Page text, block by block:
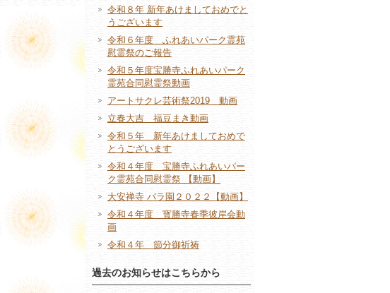
令和８年 新年あけましておめでと
うございます
令和６年度 ふれあいパーク霊苑
慰霊祭のご報告
令和５年度宝勝寺ふれあいパーク
霊苑合同慰霊祭動画
アートサクレ芸術祭2019 動画
立春大吉 福豆まき動画
令和５年 新年あけましておめで
とうございます
令和４年度 宝勝寺ふれあいパー
ク霊苑合同慰霊祭 【動画】
大安禅寺 バラ園２０２２【動画】
令和４年度 寳勝寺春季彼岸会動
画
令和４年 節分御祈祷
過去のお知らせはこちらから